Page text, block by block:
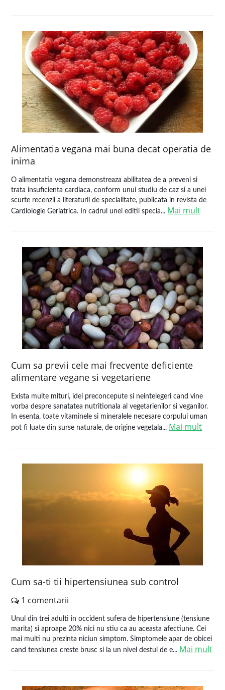
Alimentatia vegana mai buna decat operatia de
inima
O alimentatia vegana demonstreaza abilitatea de a preveni si
trata insuficienta cardiaca, conform unui studiu de caz si a unei
scurte recenzii a literaturii de specialitate, publicata in revista de
Cardiologie Geriatrica. In cadrul unei editii specia... Mai mult
Cum sa previi cele mai frecvente deficiente
alimentare vegane si vegetariene
Exista multe mituri, idei preconcepute si neintelegeri cand vine
vorba despre sanatatea nutritionala al vegetarienilor si veganilor.
In esenta, toate vitaminele si mineralele necesare corpului uman
pot fi luate din surse naturale, de origine vegetala... Mai mult
Cum sa-ti tii hipertensiunea sub control
1 comentarii
Unul din trei adulti in occident sufera de hipertensiune (tensiune
marita) si aproape 20% nici nu stiu ca au aceasta afectiune. Cei
mai multi nu prezinta niciun simptom. Simptomele apar de obicei
cand tensiunea creste brusc si la un nivel destul de e... Mai mult